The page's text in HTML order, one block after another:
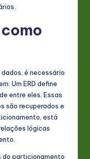
é necessário
Um ERD define
entre eles. Essas
são recuperados e
está
lógicas
do particionamento